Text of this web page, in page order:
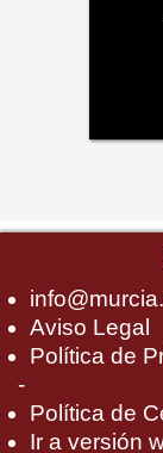
Aviso Legal
Política de
-
Política de
Ir a versión